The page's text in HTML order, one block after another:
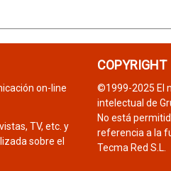
on-line
TV, etc. y
sobre el
COPYRIGHT
©1999-2025 El
intelectual de
No está
referencia a la
Tecma Red S.L.